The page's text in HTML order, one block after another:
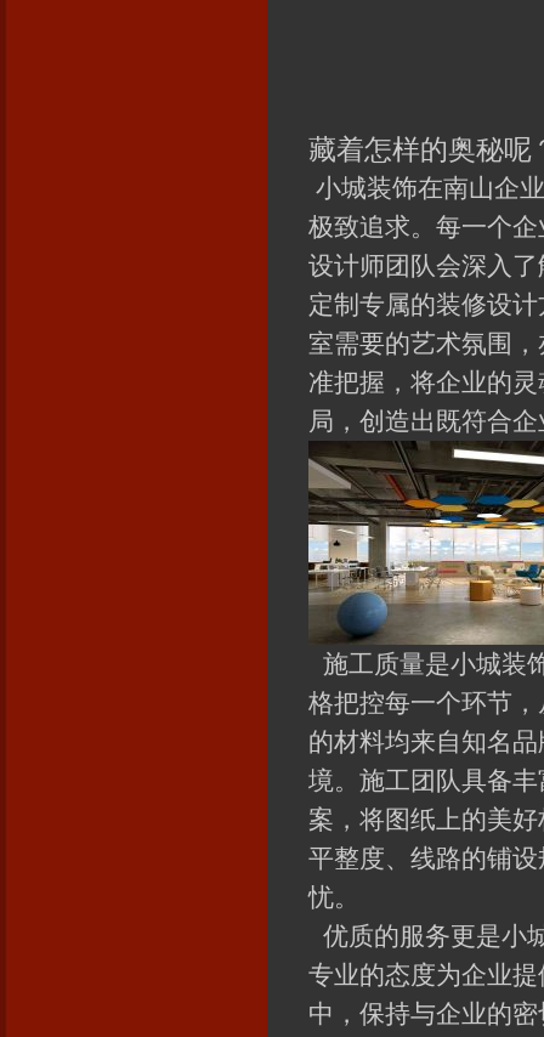
藏着怎样的奥秘呢
小城装饰在南山企
极致追求。每一个
设计师团队会深入
定制专属的装修设
室需要的艺术氛围
准把握，将企业的
局，创造出既符合
施工质量是小城装
格把控每一个环节
的材料均来自知名
境。施工团队具备
案，将图纸上的美
平整度、线路的铺
忧。
优质的服务更是小
专业的态度为企业
中，保持与企业的